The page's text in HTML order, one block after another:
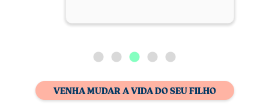
VENHA MUDAR A VIDA DO SEU FILHO